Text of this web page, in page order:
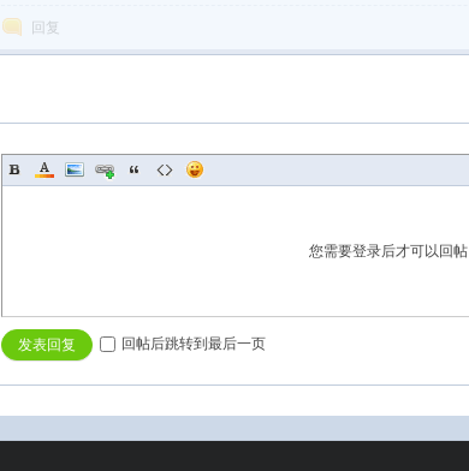
回复
您需要登录后才可以回帖
发表回复 回帖后跳转到最后一页